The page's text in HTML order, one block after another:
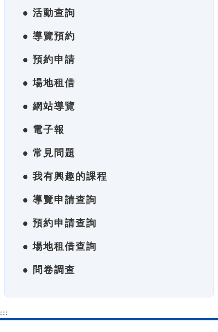
● 活動查詢
● 導覽預約
● 預約申請
● 場地租借
● 網站導覽
● 電子報
● 常見問題
● 我有興趣的課程
● 導覽申請查詢
● 預約申請查詢
● 場地租借查詢
● 問卷調查
:::